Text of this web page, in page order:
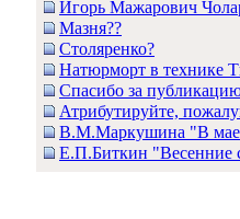
Игорь Мажарович
Мазня??
Столяренко?
Натюрморт в технике
Спасибо за
Атрибутируйте,
В.М.Маркушина "В
Е.П.Биткин "Весенние